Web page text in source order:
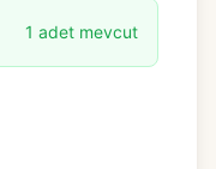
1 adet mevcut